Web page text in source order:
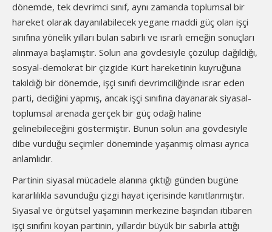
dönemde, tek devrimci sınıf, aynı zamanda toplumsal bir
hareket olarak dayanılabilecek yegane maddi güç olan işçi
sınıfına yönelik yılları bulan sabırlı ve ısrarlı emeğin sonuçları
alınmaya başlamıştır. Solun ana gövdesiyle çözülüp dağıldığı,
sosyal-demokrat bir çizgide Kürt hareketinin kuyruğuna
takıldığı bir dönemde, işçi sınıfı devrimciliğinde ısrar eden
parti, dediğini yapmış, ancak işçi sınıfına dayanarak siyasal-
toplumsal arenada gerçek bir güç odağı haline
gelinebileceğini göstermiştir. Bunun solun ana gövdesiyle
dibe vurduğu seçimler döneminde yaşanmış olması ayrıca
anlamlıdır.
Partinin siyasal mücadele alanına çıktığı günden bugüne
kararlılıkla savunduğu çizgi hayat içerisinde kanıtlanmıştır.
Siyasal ve örgütsel yaşamının merkezine başından itibaren
işçi sınıfını koyan partinin, yıllardır büyük bir sabırla attığı